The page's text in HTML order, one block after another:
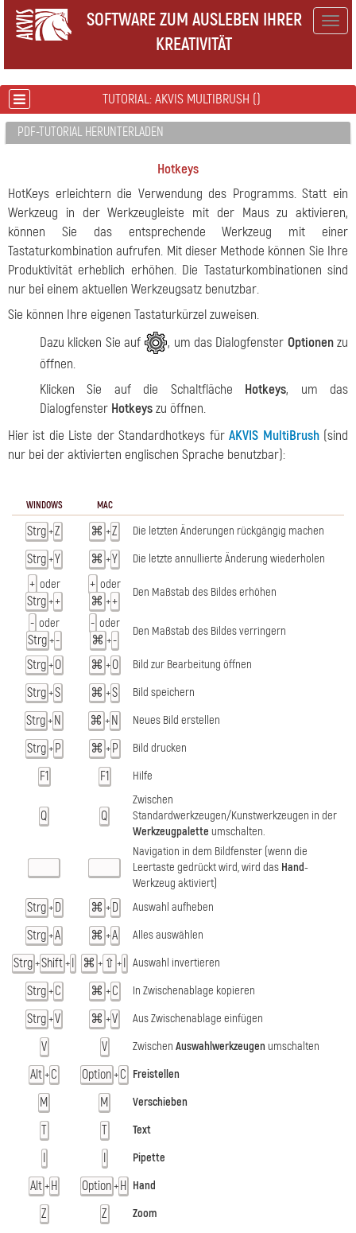
SOFTWARE ZUM AUSLEBEN IHRER
KREATIVITÄT
TUTORIAL: AKVIS MULTIBRUSH ()
PDF-TUTORIAL HERUNTERLADEN
Hotkeys
HotKeys erleichtern die Verwendung des Programms. Statt ein
Werkzeug in der Werkzeugleiste mit der Maus zu aktivieren,
können Sie das entsprechende Werkzeug mit einer
Tastaturkombination aufrufen. Mit dieser Methode können Sie Ihre
Produktivität erheblich erhöhen. Die Tastaturkombinationen sind
nur bei einem aktuellen Werkzeugsatz benutzbar.
Sie können Ihre eigenen Tastaturkürzel zuweisen.
Dazu klicken Sie auf
, um das Dialogfenster Optionenzu
öffnen.
Klicken Sie auf die Schaltfläche Hotkeys, um das
Dialogfenster Hotkeyszu öffnen.
Hier ist die Liste der Standardhotkeys fürAKVIS MultiBrush(sind
nur bei der aktivierten englischen Sprache benutzbar):
WINDOWS MAC
Strg+Z ⌘ +Z Die letzten Änderungen rückgängig machen
Strg+Y ⌘ +Y Die letzte annullierte Änderung wiederholen
+ oder
Strg++
+ oder
⌘ ++
Den Maßstab des Bildes erhöhen
- oder
Strg+-
- oder
⌘ +-
Den Maßstab des Bildes verringern
Strg+O ⌘ +O Bild zur Bearbeitung öffnen
Strg+S ⌘ +S Bild speichern
Strg+N ⌘ +N Neues Bild erstellen
Strg+P ⌘ +P Bild drucken
F1 F1 Hilfe
Q Q
Zwischen
Standardwerkzeugen/Kunstwerkzeugen in der
Werkzeugpalette umschalten.
Navigation in dem Bildfenster (wenn die
Leertaste gedrückt wird, wird das Hand-
Werkzeug aktiviert)
Strg+D ⌘ +D Auswahl aufheben
Strg+A ⌘ +A Alles auswählen
Strg+Shift+I ⌘ + ⇧ +I Auswahl invertieren
Strg+C ⌘ +С In Zwischenablage kopieren
Strg+V ⌘ +V Aus Zwischenablage einfügen
V V Zwischen Auswahlwerkzeugen umschalten
Alt+C Option+C Freistellen
M M Verschieben
T T Text
I I Pipette
Alt+H Option+H Hand
Z Z
Zoom